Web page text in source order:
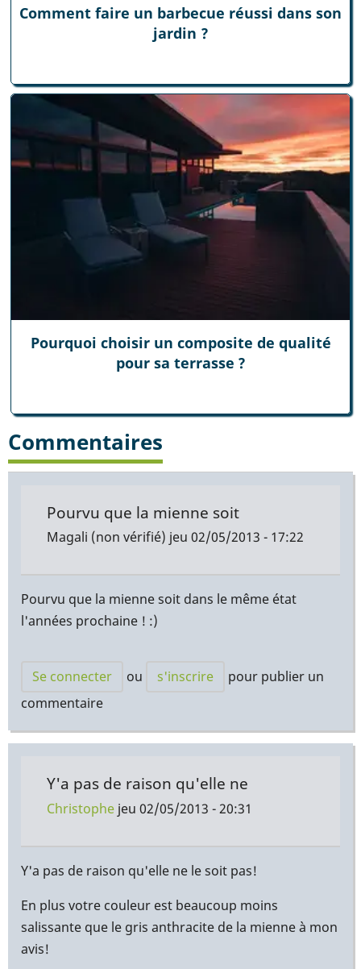
Comment faire un barbecue réussi dans son
jardin ?
Pourquoi choisir un composite de qualité
pour sa terrasse ?
Commentaires
Pourvu que la mienne soit
Magali (non vérifié) jeu 02/05/2013 - 17:22
Pourvu que la mienne soit dans le même état
l'années prochaine ! :)
Se connecter ou s'inscrire
pour publier un
commentaire
Y'a pas de raison qu'elle ne
Christophe jeu 02/05/2013 - 20:31
réponse
Pourvu
que
la
Y'a pas de raison qu'elle ne le soit pas!
En plus votre couleur est beaucoup moins
salissante que le gris anthracite de la mienne à mon
avis!